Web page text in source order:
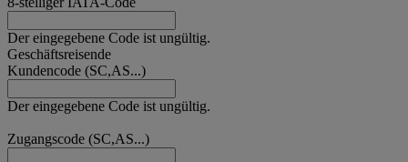
Der eingegebene Code ist ungültig.
Geschäftsreisende
Kundencode (SC,AS...)
Der eingegebene Code ist ungültig.
Zugangscode (SC,AS...)